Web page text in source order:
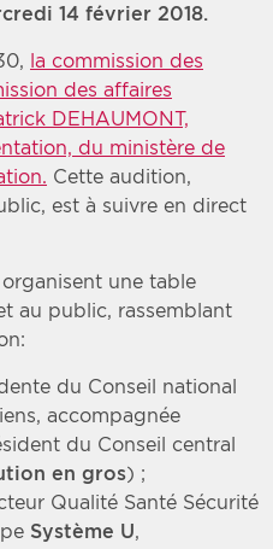
14 février 2018.
la commission des
des affaires
DEHAUMONT,
du ministère de
Cette audition,
est à suivre en direct
une table
au public, rassemblant
du Conseil national
accompagnée
du Conseil central
en gros) ;
Qualité Santé Sécurité
Système U,